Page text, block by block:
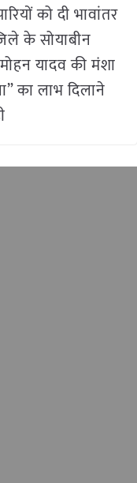
को दी भावांतर
के सोयाबीन
यादव की मंशा
का लाभ दिलाने